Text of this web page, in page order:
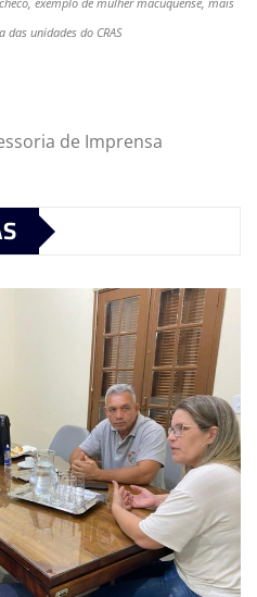
exemplo de mulher macuquense, mais
das unidades do CRAS
de Imprensa